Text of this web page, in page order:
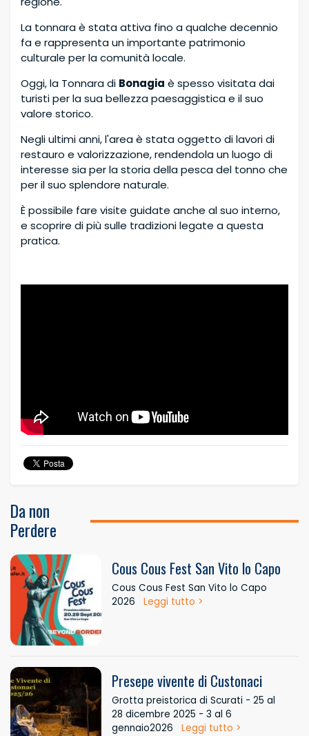
La tonnara è stata attiva fino a qualche decennio
fa e rappresenta un importante patrimonio
culturale per la comunità locale.
Oggi, la Tonnara di Bonagia è spesso visitata dai
turisti per la sua bellezza paesaggistica e il suo
valore storico.
Negli ultimi anni, l'area è stata oggetto di lavori di
restauro e valorizzazione, rendendola un luogo di
interesse sia per la storia della pesca del tonno che
per il suo splendore naturale.
È possibile fare visite guidate anche al suo interno,
e scoprire di più sulle tradizioni legate a questa
pratica.
Da non
Perdere
Cous Cous Fest San Vito lo Capo
Cous Cous Fest San Vito lo Capo
2026
Leggi tutto >
Presepe vivente di Custonaci
Grotta preistorica di Scurati - 25 al
28 dicembre 2025 - 3 al 6
gennaio2026
Leggi tutto >